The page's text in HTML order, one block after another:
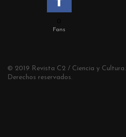
Fans
© 2019 Revista C2 / Ciencia y Cultura.
Derechos reservados.